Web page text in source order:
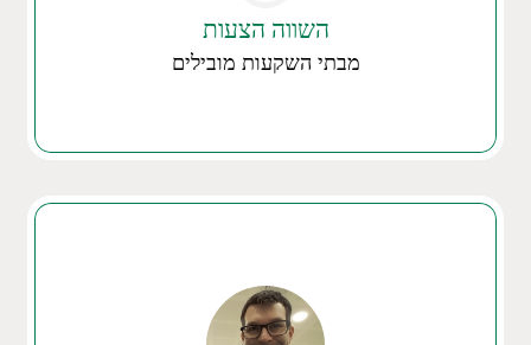
השווה הצעות
מבתי השקעות מובילים